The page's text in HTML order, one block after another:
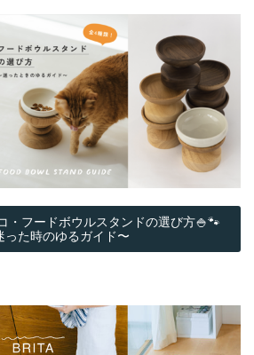
・フードボウルスタンドの選び方🍚🐾
った時のゆるガイド〜